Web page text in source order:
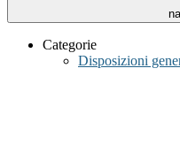
Categorie
Disposizioni